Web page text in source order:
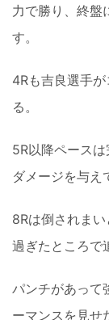
力で勝り、終盤
す。
4Rも吉良選手
る。
5R以降ペース
ダメージを与え
8Rは倒されま
過ぎたところで
パンチがあって
ーマンスを見せ